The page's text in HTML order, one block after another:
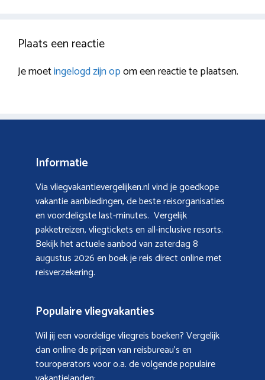
Plaats een reactie
Je moetingelogd zijn opom een reactie te plaatsen.
Informatie
Via vliegvakantievergelijken.nl vind je goedkope
vakantie aanbiedingen, de beste reisorganisaties
en voordeligste last-minutes. Vergelijk
pakketreizen, vliegtickets en all-inclusive resorts.
Bekijk het actuele aanbod vanzaterdag 8
augustus 2026en boek je reis direct online met
reisverzekering.
Populaire vliegvakanties
Wil jij een voordelige vliegreis boeken? Vergelijk
dan online de prijzen van reisbureau’s en
touroperators voor o.a. de volgende populaire